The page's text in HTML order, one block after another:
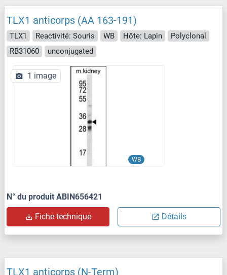
TLX1 anticorps (AA 163-191)
TLX1 Reactivité: Souris WB Hôte: Lapin
Polyclonal
RB31060
unconjugated
WB
1 image
N° du produit ABIN656421
Fiche technique Détails
TLX1 anticorps (N-Term)